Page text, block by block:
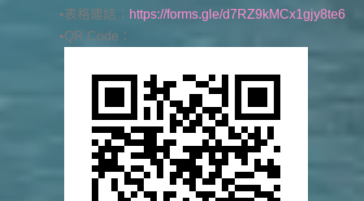
表格連結： https://forms.gle/d7RZ9kMCx1gjy8te6
QR Code：